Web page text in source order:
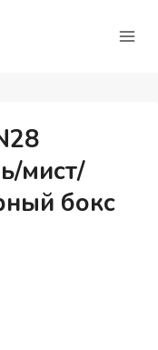
мист/
бокс